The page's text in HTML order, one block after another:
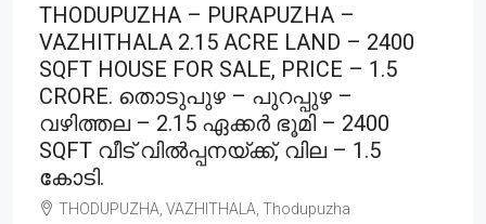
THODUPUZHA – PURAPUZHA –
VAZHITHALA 2.15 ACRE LAND – 2400
SQFT HOUSE FOR SALE, PRICE – 1.5
CRORE. തൊടുപുഴ – പുറപ്പുഴ –
വഴിത്തല – 2.15 ഏക്കർ ഭൂമി – 2400
SQFT വീട് വിൽപ്പനയ്ക്ക്, വില – 1.5
കോടി.
THODUPUZHA, VAZHITHALA, Thodupuzha